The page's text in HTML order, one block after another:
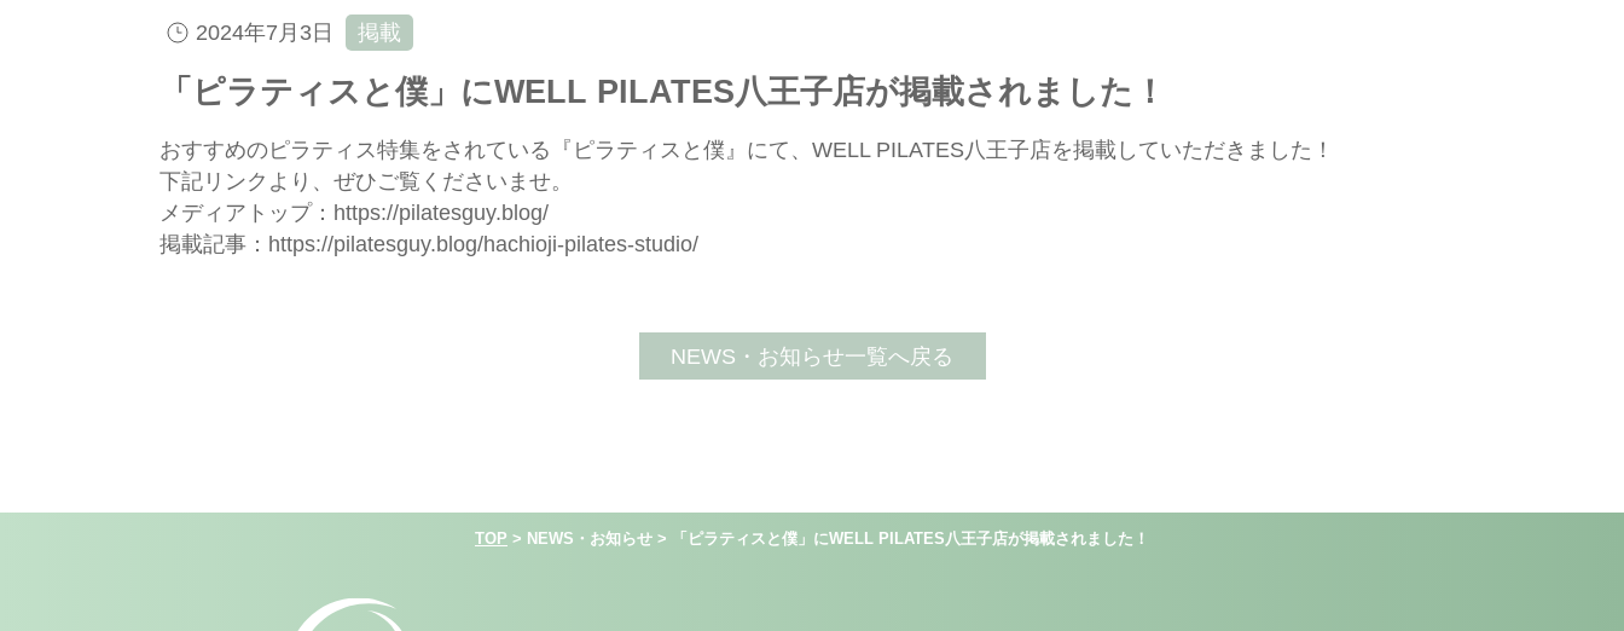
2024年7月3日 掲載
「ピラティスと僕」にWELL PILATES八王子店が掲載されました！
おすすめのピラティス特集をされている『ピラティスと僕』にて、WELL PILATES八王子店を掲載していただきました！
下記リンクより、ぜひご覧くださいませ。
メディアトップ： https://pilatesguy.blog/
掲載記事： https://pilatesguy.blog/hachioji-pilates-studio/
NEWS・お知らせ一覧へ戻る
TOP > NEWS・お知らせ > 「ピラティスと僕」にWELL PILATES八王子店が掲載されました！